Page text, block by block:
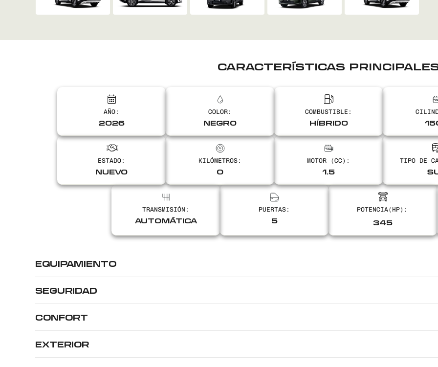
CARACTERÍSTICAS
AÑO:
2026
COLOR:
NEGRO
COMBUSTIBLE:
HÍBRIDO
ESTADO:
NUEVO
KILÓMETROS:
0
MOTOR (CC):
1.5
TIPO DE
TRANSMISIÓN:
AUTOMÁTICA
PUERTAS:
5 345
EQUIPAMIENTO
SEGURIDAD
CONFORT
EXTERIOR